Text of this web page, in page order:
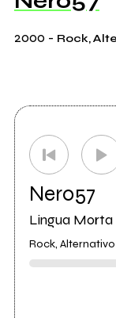
2000- Rock,
Nero57
Lingua Morta
Rock, Alternativo